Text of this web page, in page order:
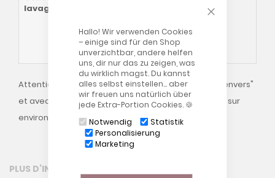
Hallo! Wir verwenden Cookies
– einige sind für den Shop
unverzichtbar, andere helfen
uns, dir nur das zu zeigen, was
du wirklich magst. Du kannst
alles selbst einstellen… aber
wir freuen uns natürlich über
jede Extra-Portion Cookies. 🍪
Notwendig
Statistik
Personalisierung
Marketing
lavage
Veuillez également consulter nos
conditions généralesConseils de
lavage!
Attention : veuillez toujours laver les housses sur "l'envers"
et avec la fermeture éclair fermée (laisser ouverte sur
environ 10 cm) !
PLUS D’INFORMATION